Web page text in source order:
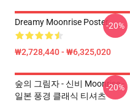
Dreamy Moonrise Poster
₩2,728,440 - ₩6,325,020
-20%
숲의 그림자 - 신비 Moonrise -
일본 풍경 클래식 티셔츠
-20%